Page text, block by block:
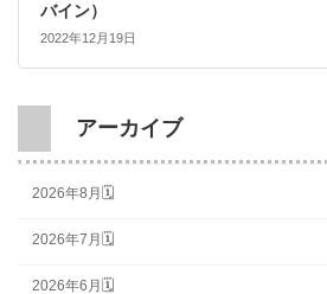
バイン）
2022年12月19日
アーカイブ
2026年8月🗓
2026年7月🗓
2026年6月🗓